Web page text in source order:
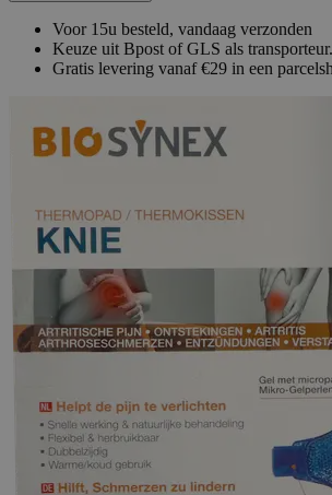
Voor 15u besteld, vandaag verzonden
Keuze uit Bpost of GLS als transporteur.
Gratis levering vanaf €29 in een